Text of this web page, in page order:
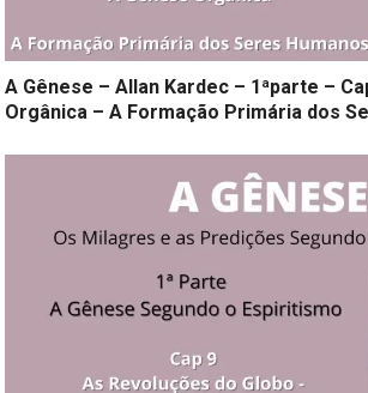
A Gênese – Allan Kardec – 1ªparte –
Orgânica – A Formação Primária dos